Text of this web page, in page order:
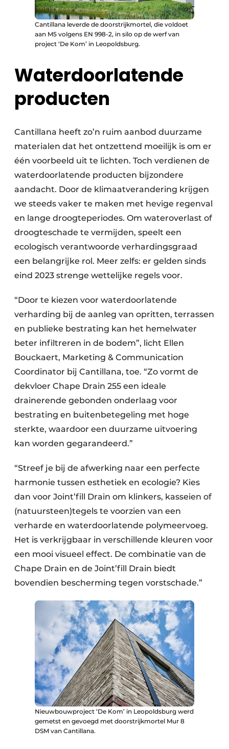
Cantillana leverde de doorstrijkmortel, die voldoet
aan M5 volgens EN 998-2, in silo op de werf van
project ‘De Kom’ in Leopoldsburg.
Waterdoorlatende
producten
Cantillana heeft zo’n ruim aanbod duurzame
materialen dat het ontzettend moeilijk is om er
één voorbeeld uit te lichten. Toch verdienen de
waterdoorlatende producten bijzondere
aandacht. Door de klimaatverandering krijgen
we steeds vaker te maken met hevige regenval
en lange droogteperiodes. Om wateroverlast of
droogteschade te vermijden, speelt een
ecologisch verantwoorde verhardingsgraad
een belangrijke rol. Meer zelfs: er gelden sinds
eind 2023 strenge wettelijke regels voor.
“Door te kiezen voor waterdoorlatende
verharding bij de aanleg van opritten, terrassen
en publieke bestrating kan het hemelwater
beter infiltreren in de bodem”, licht Ellen
Bouckaert, Marketing & Communication
Coordinator bij Cantillana, toe. “Zo vormt de
dekvloer Chape Drain 255 een ideale
drainerende gebonden onderlaag voor
bestrating en buitenbetegeling met hoge
sterkte, waardoor een duurzame uitvoering
kan worden gegarandeerd.”
“Streef je bij de afwerking naar een perfecte
harmonie tussen esthetiek en ecologie? Kies
dan voor Joint’fill Drain om klinkers, kasseien of
(natuursteen)tegels te voorzien van een
verharde en waterdoorlatende polymeervoeg.
Het is verkrijgbaar in verschillende kleuren voor
een mooi visueel effect. De combinatie van de
Chape Drain en de Joint’fill Drain biedt
bovendien bescherming tegen vorstschade.”
Nieuwbouwproject ‘De Kom’ in Leopoldsburg werd
gemetst en gevoegd met doorstrijkmortel Mur 8
DSM van Cantillana.